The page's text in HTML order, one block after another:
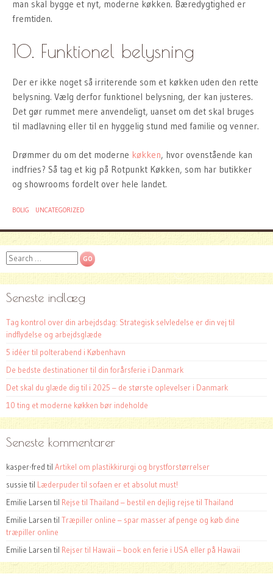
man skal bygge et nyt, moderne køkken. Bæredygtighed er
fremtiden.
10. Funktionel belysning
Der er ikke noget så irriterende som et køkken uden den rette
belysning. Vælg derfor funktionel belysning, der kan justeres.
Det gør rummet mere anvendeligt, uanset om det skal bruges
til madlavning eller til en hyggelig stund med familie og venner.
Drømmer du om det moderne køkken, hvor ovenstående kan
indfries? Så tag et kig på Rotpunkt Køkken, som har butikker
og showrooms fordelt over hele landet.
BOLIG UNCATEGORIZED
Search
Seneste indlæg
Tag kontrol over din arbejdsdag: Strategisk selvledelse er din vej til
indflydelse og arbejdsglæde
5 idéer til polterabend i København
De bedste destinationer til din forårsferie i Danmark
Det skal du glæde dig til i 2025 – de største oplevelser i Danmark
10 ting et moderne køkken bør indeholde
Seneste kommentarer
kasper-fred til Artikel om plastikkirurgi og brystforstørrelser
sussie til Læderpuder til sofaen er et absolut must!
Emilie Larsen til Rejse til Thailand – bestil en dejlig rejse til Thailand
Emilie Larsen til Træpiller online – spar masser af penge og køb dine
træpiller online
Emilie Larsen til Rejser til Hawaii – book en ferie i USA eller på Hawaii